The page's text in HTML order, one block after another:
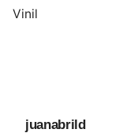
Vinil
juanabrild